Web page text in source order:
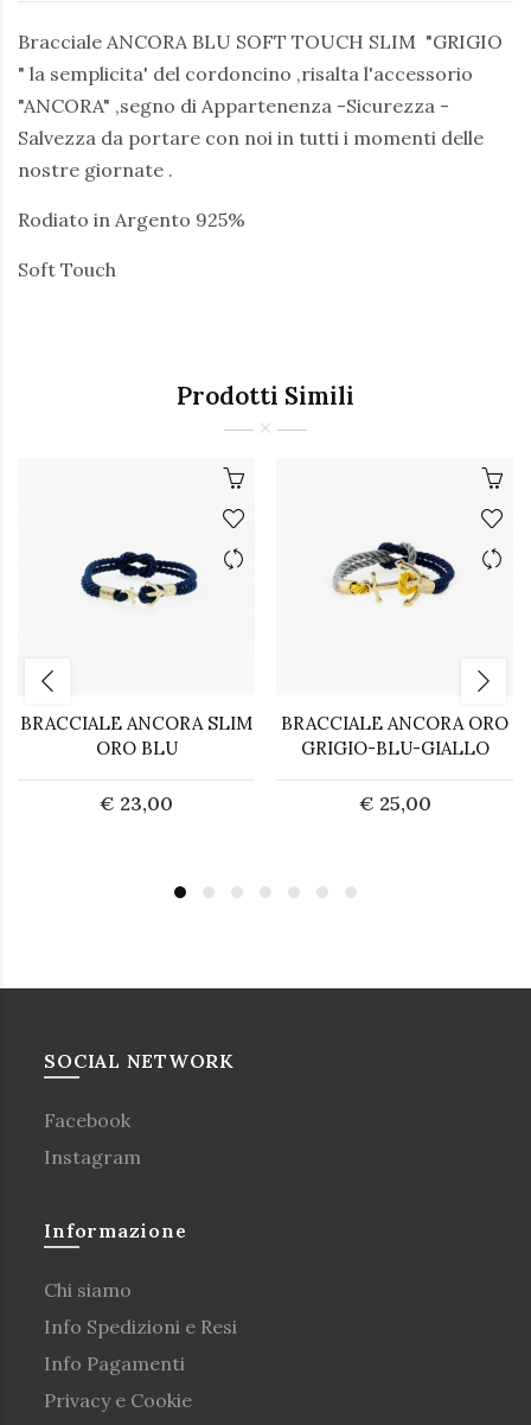
Bracciale ANCORA BLU SOFT TOUCH SLIM "GRIGIO
" la semplicita' del cordoncino ,risalta l'accessorio
"ANCORA" ,segno di Appartenenza -Sicurezza -
Salvezza da portare con noi in tutti i momenti delle
nostre giornate .
Rodiato in Argento 925%
Soft Touch
Prodotti Simili
BRACCIALE ANCORA SLIM
ORO BLU
€ 23,00
BRACCIALE ANCORA ORO
GRIGIO-BLU-GIALLO
€ 25,00
SOCIAL NETWORK
Facebook
Instagram
Informazione
Chi siamo
Info Spedizioni e Resi
Info Pagamenti
Privacy e Cookie